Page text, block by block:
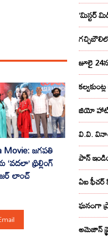
Movie: జగపతి
థ్రిల్లింగ్
లాంచ్
‘మిస్టర్
జూలై
జియో
వి.వి.
పాన్
ఏఐ ఫీచర్
ఘనంగా
అమెజాన్